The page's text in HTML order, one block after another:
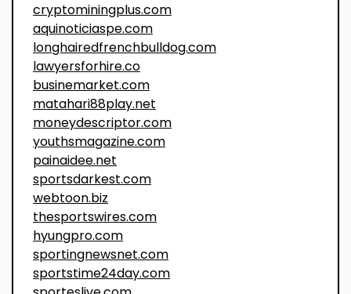
cryptominingplus.com
aquinoticiaspe.com
longhairedfrenchbulldog.com
lawyersforhire.co
businemarket.com
matahari88play.net
moneydescriptor.com
youthsmagazine.com
painaidee.net
sportsdarkest.com
webtoon.biz
thesportswires.com
hyungpro.com
sportingnewsnet.com
sportstime24day.com